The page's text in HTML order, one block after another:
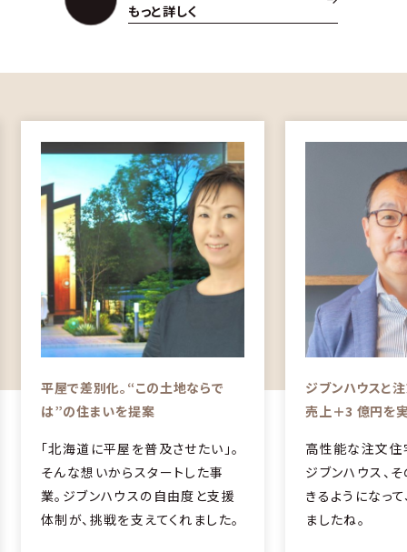
もっと詳しく
平屋で差別化。“この土地ならで
は”の住まいを提案
「北海道に平屋を普及させたい」。
そんな想いからスタートした事
業。ジブンハウスの自由度と支援
体制が、挑戦を支えてくれました。
ジブンハウスと
売上＋3 億円を
高性能な注文住
ジブンハウス、
きるようになっ
ましたね。